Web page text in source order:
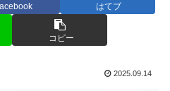
はてブ
コピー
2025.09.14